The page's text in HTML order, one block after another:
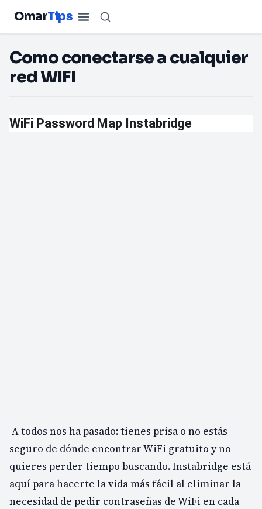
OmarTips
Como conectarse a cualquier
red WIFI
WiFi Password Map Instabridge
A todos nos ha pasado: tienes prisa o no estás
seguro de dónde encontrar WiFi gratuito y no
quieres perder tiempo buscando. Instabridge está
aquí para hacerte la vida más fácil al eliminar la
necesidad de pedir contraseñas de WiFi en cada